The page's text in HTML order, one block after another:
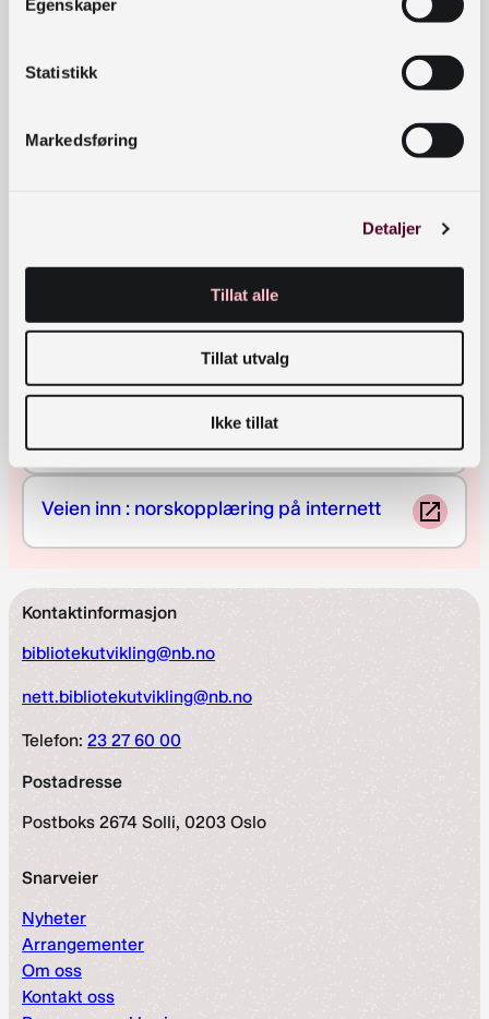
Egenskaper
Statistikk
Markedsføring
Detaljer
Tillat alle
Tillat utvalg
Ikke tillat
Ungdomsbøker
Alle filmer
Veien inn : norskopplæring på internett
Kontaktinformasjon
bibliotekutvikling@nb.no
nett.bibliotekutvikling@nb.no
Telefon: 23 27 60 00
Postadresse
Postboks 2674 Solli, 0203 Oslo
Snarveier
Nyheter
Arrangementer
Om oss
Kontakt oss